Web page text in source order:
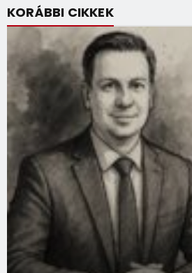
KORÁBBI CIKKEK